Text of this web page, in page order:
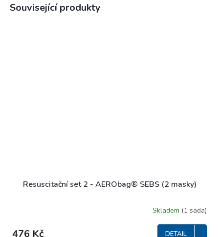
Související produkty
Resuscitační set 2 - AERObag® SEBS (2 masky)
Skladem (1 sada)
476 Kč DETAIL